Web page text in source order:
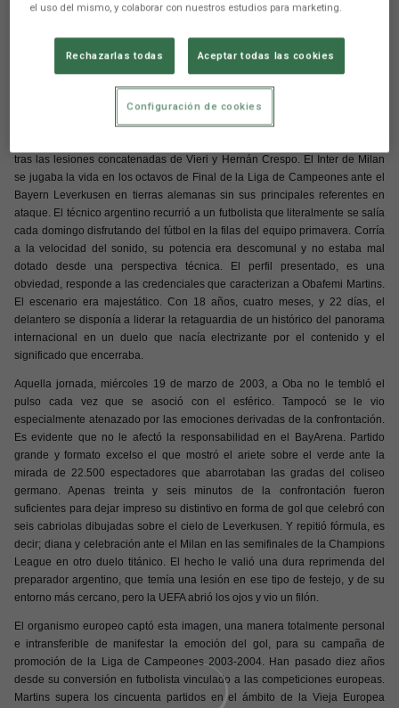
Europa
Aún no hay reacciones. ¡Sé el primero!
tras las lesiones concatenadas de Vieri y Hernán Crespo. El Inter de Milan
se jugaba la vida en los octavos de Final de la Liga de Campeones ante el
Bayern Leverkusen en tierras alemanas sin sus principales referentes en
ataque. El técnico argentino recurrió a un futbolista que literalmente se salía
cada domingo disfrutando del fútbol en la filas del equipo primavera. Corría
a la velocidad del sonido, su potencia era descomunal y no estaba mal
dotado desde una perspectiva técnica. El perfil presentado, es una
obviedad, responde a las credenciales que caracterizan a Obafemi Martins.
El escenario era majestático. Con 18 años, cuatro meses, y 22 días, el
delantero se disponía a liderar la retaguardia de un histórico del panorama
internacional en un duelo que nacía electrizante por el contenido y el
significado que encerraba.
Aquella jornada, miércoles 19 de marzo de 2003, a Oba no le tembló el
pulso cada vez que se asoció con el esférico. Tampocó se le vio
especialmente atenazado por las emociones derivadas de la confrontación.
Es evidente que no le afectó la responsabilidad en el BayArena. Partido
grande y formato excelso el que mostró el ariete sobre el verde ante la
mirada de 22.500 espectadores que abarrotaban las gradas del coliseo
germano. Apenas treinta y seis minutos de la confrontación fueron
suficientes para dejar impreso su distintivo en forma de gol que celebró con
seis cabriolas dibujadas sobre el cielo de Leverkusen. Y repitió fórmula, es
decir; diana y celebración ante el Milan en las semifinales de la Champions
League en otro duelo titánico. El hecho le valió una dura reprimenda del
preparador argentino, que temía una lesión en ese tipo de festejo, y de su
entorno más cercano, pero la UEFA abrió los ojos y vio un filón.
El organismo europeo captó esta imagen, una manera totalmente personal
e intransferible de manifestar la emoción del gol, para su campaña de
promoción de la Liga de Campeones 2003-2004. Han pasado diez años
desde su conversión en futbolista vinculado a las competiciones europeas.
Martins supera los cincuenta partidos en el ámbito de la Vieja Europea
el uso del mismo, y colaborar con nuestros estudios para marketing.
Rechazarlas todas Aceptar todas las cookies
Configuración de cookies